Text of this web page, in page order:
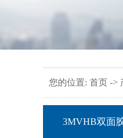
您的位置: 首页 ->
3MVHB双面